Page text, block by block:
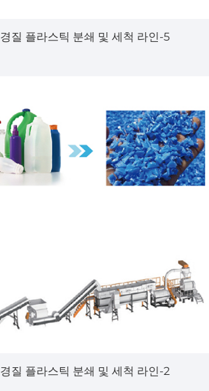
경질 플라스틱 분쇄 및 세척 라인-5
경질 플라스틱 분쇄 및 세척 라인-2